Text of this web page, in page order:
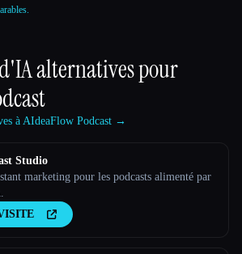
alternatives pour
à AIdeaFlow Podcast →
Studio
marketing pour les podcasts alimenté par